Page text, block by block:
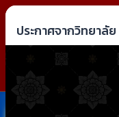
วิทยาลัยกา
Fang
ประกาศจากวิทยาลัย